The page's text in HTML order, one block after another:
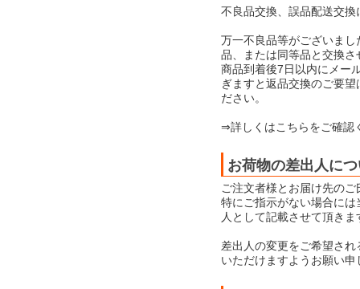
不良品交換、誤品配送交
万一不良品等がございま
品、または同等品と交換
商品到着後7日以内にメー
ぎますと返品交換のご要
ださい。
⇒詳しくはこちらをご確認
お荷物の差出人に
ご注文者様とお届け先の
特にご指示がない場合に
人として記載させて頂きま
差出人の変更をご希望さ
いただけますようお願い申